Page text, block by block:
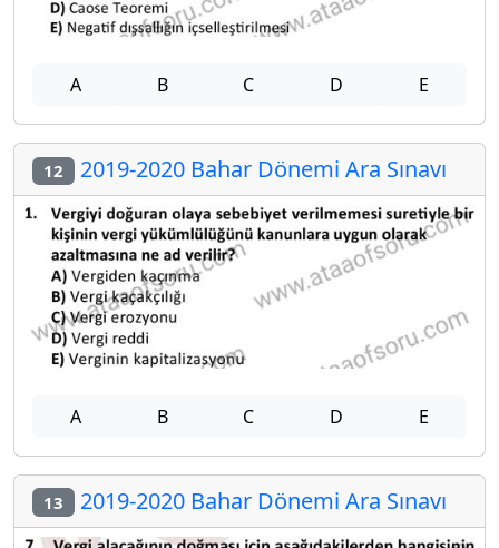
A B C D E
12 2019-2020 Bahar Dönemi Ara Sınavı
A B C D E
13 2019-2020 Bahar Dönemi Ara Sınavı